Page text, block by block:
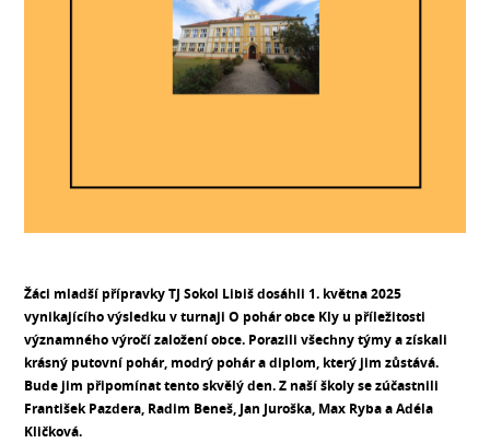
Žáci mladší přípravky TJ Sokol Libiš dosáhli 1. května 2025
vynikajícího výsledku v turnaji O pohár obce Kly u příležitosti
významného výročí založení obce. Porazili všechny týmy a získali
krásný putovní pohár, modrý pohár a diplom, který jim zůstává.
Bude jim připomínat tento skvělý den. Z naší školy se zúčastnili
František Pazdera, Radim Beneš, Jan Juroška, Max Ryba a Adéla
Kličková.